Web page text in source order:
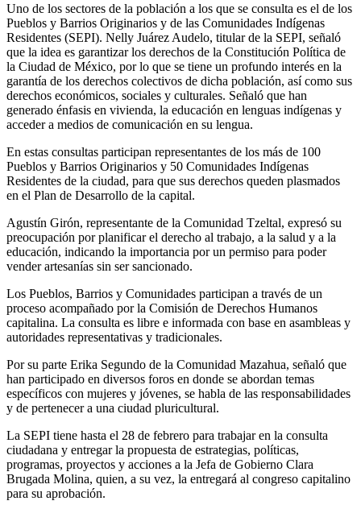
Uno de los sectores de la población a los que se consulta es el de los
Pueblos y Barrios Originarios y de las Comunidades Indígenas
Residentes (SEPI). Nelly Juárez Audelo, titular de la SEPI, señaló
que la idea es garantizar los derechos de la Constitución Política de
la Ciudad de México, por lo que se tiene un profundo interés en la
garantía de los derechos colectivos de dicha población, así como sus
derechos económicos, sociales y culturales. Señaló que han
generado énfasis en vivienda, la educación en lenguas indígenas y
acceder a medios de comunicación en su lengua.
En estas consultas participan representantes de los más de 100
Pueblos y Barrios Originarios y 50 Comunidades Indígenas
Residentes de la ciudad, para que sus derechos queden plasmados
en el Plan de Desarrollo de la capital.
Agustín Girón, representante de la Comunidad Tzeltal, expresó su
preocupación por planificar el derecho al trabajo, a la salud y a la
educación, indicando la importancia por un permiso para poder
vender artesanías sin ser sancionado.
Los Pueblos, Barrios y Comunidades participan a través de un
proceso acompañado por la Comisión de Derechos Humanos
capitalina. La consulta es libre e informada con base en asambleas y
autoridades representativas y tradicionales.
Por su parte Erika Segundo de la Comunidad Mazahua, señaló que
han participado en diversos foros en donde se abordan temas
específicos con mujeres y jóvenes, se habla de las responsabilidades
y de pertenecer a una ciudad pluricultural.
La SEPI tiene hasta el 28 de febrero para trabajar en la consulta
ciudadana y entregar la propuesta de estrategias, políticas,
programas, proyectos y acciones a la Jefa de Gobierno Clara
Brugada Molina, quien, a su vez, la entregará al congreso capitalino
para su aprobación.